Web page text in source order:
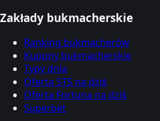
Zakłady bukmacherskie
Ranking bukmacherów
Kupony bukmacherskie
Typy dnia
Oferta STS na dziś
Oferta Fortuna na dziś
Superbet